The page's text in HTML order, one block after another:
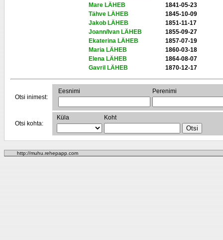
Mare LÄHEB
1841-05-23
Tähve LÄHEB
1845-10-09
Jakob LÄHEB
1851-11-17
Joann/Ivan LÄHEB
1855-09-27
Ekaterina LÄHEB
1857-07-19
Maria LÄHEB
1860-03-18
Elena LÄHEB
1864-08-07
Gavril LÄHEB
1870-12-17
Otsi inimest:
Eesnimi Perenimi
Otsi kohta:
Küla Koht
http://muhu.rehepapp.com